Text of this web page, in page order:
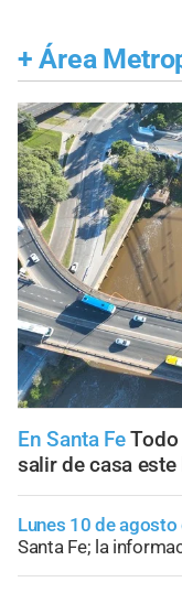
+ Área
En Santa Fe
salir de casa
Lunes 10 de
Santa Fe; la